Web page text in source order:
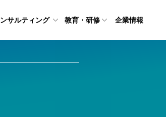
サルティング 教育・研修 企業情報